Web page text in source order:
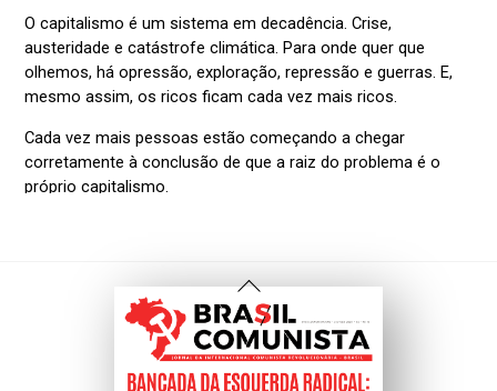
Voltar
Ao
Topo